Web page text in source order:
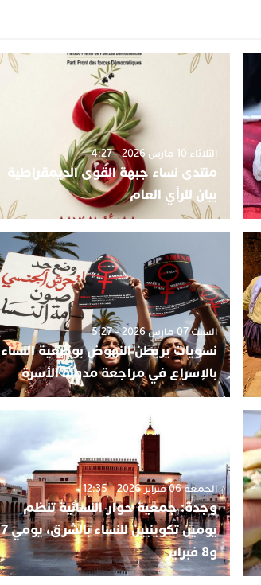
الثلاثاء 10 مارس 2026 - 4:27
منتدى نساء جبهة القوى الديمقراطية
بيان للرأي العام
السبت 07 مارس 2026 - 5:27
نسويات يربطن النهوض بوضعية النساء
بالإسراع في مراجعة مدونة الأسرة
الجمعة 06 فبراير 2026 - 12:35
وجدة: جمعية حوار النسائية تنظم
يومين تكوينيين للنساء بالشرق، يومي 7
و8 فبراير